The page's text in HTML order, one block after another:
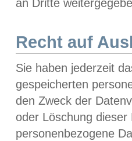
an Dritte
Recht auf
Sie haben jederzeit
gespeicherten
den Zweck der
oder Löschung
personenbezogene